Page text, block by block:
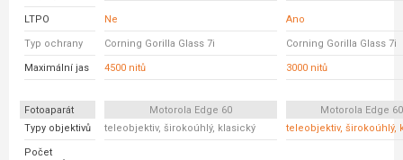
LTPO Ne Ano
Typ ochrany Corning Gorilla Glass 7i Corning Gorilla Glass 7i
Maximální jas 4500 nitů 3000 nitů
Fotoaparát Motorola Edge 60
Motorola Edge
Typy objektivů
teleobjektiv, širokoúhlý, klasický teleobjektiv, širokoúhlý,
Počet